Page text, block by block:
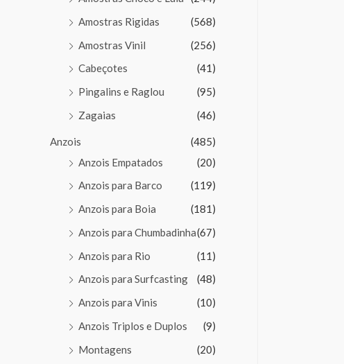
Amostras Rigidas
(568)
Amostras Vinil
(256)
Cabeçotes
(41)
Pingalins e Raglou
(95)
Zagaias
(46)
Anzois
(485)
Anzois Empatados
(20)
Anzois para Barco
(119)
Anzois para Boia
(181)
Anzois para Chumbadinha(67)
Anzois para Rio
(11)
Anzois para Surfcasting
(48)
Anzois para Vinis
(10)
Anzois Triplos e Duplos
(9)
Montagens
(20)